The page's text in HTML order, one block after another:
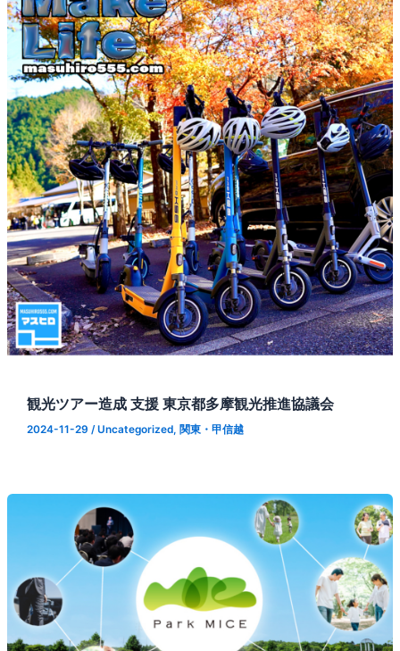
観光ツアー造成 支援 東京都多摩観光推進協議会
2024-11-29 /Uncategorized, 関東・甲信越